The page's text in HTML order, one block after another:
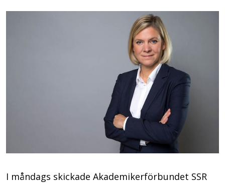
I måndags skickade Akademikerförbundet SSR